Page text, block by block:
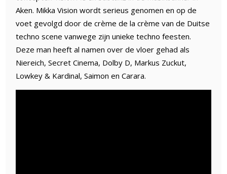
Aken. Mikka Vision wordt serieus genomen en op de
voet gevolgd door de crème de la crème van de Duitse
techno scene vanwege zijn unieke techno feesten.
Deze man heeft al namen over de vloer gehad als
Niereich, Secret Cinema, Dolby D, Markus Zuckut,
Lowkey & Kardinal, Saimon en Carara.